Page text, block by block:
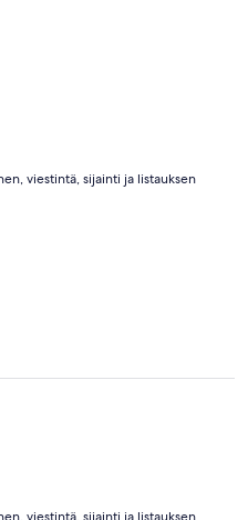
viestintä, sijainti ja listauksen